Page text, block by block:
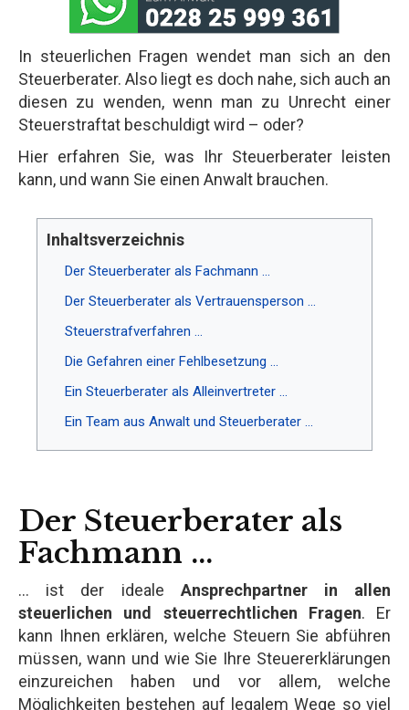
In steuerlichen Fragen wendet man sich an den
Steuerberater. Also liegt es doch nahe, sich auch an
diesen zu wenden, wenn man zu Unrecht einer
Steuerstraftat beschuldigt wird – oder?
Hier erfahren Sie, was Ihr Steuerberater leisten
kann, und wann Sie einen Anwalt brauchen.
Inhaltsverzeichnis
Der Steuerberater als Fachmann ...
Der Steuerberater als Vertrauensperson ...
Steuerstrafverfahren ...
Die Gefahren einer Fehlbesetzung ...
Ein Steuerberater als Alleinvertreter ...
Ein Team aus Anwalt und Steuerberater ...
Der Steuerberater als
Fachmann ...
… ist der ideale Ansprechpartner in allen
steuerlichen und steuerrechtlichen Fragen. Er
kann Ihnen erklären, welche Steuern Sie abführen
müssen, wann und wie Sie Ihre Steuererklärungen
einzureichen haben und vor allem, welche
Möglichkeiten bestehen auf legalem Wege so viel